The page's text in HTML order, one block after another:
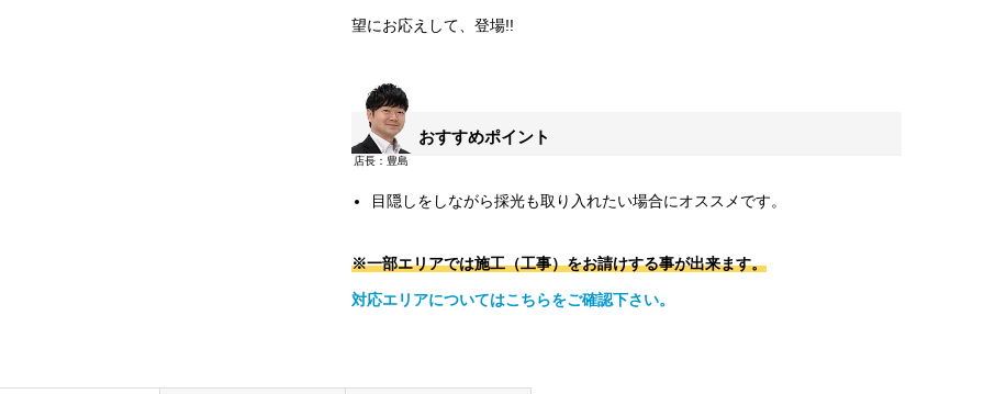
望にお応えして、登場!!
おすすめポイント
目隠しをしながら採光も取り入れたい場合にオススメです。
※一部エリアでは施工（工事）をお請けする事が出来ます。
対応エリアについてはこちらをご確認下さい。